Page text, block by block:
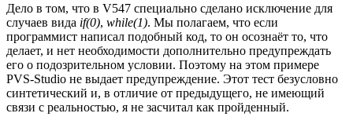
Дело в том, что в V547 специально сделано исключение для
случаев вида if(0), while(1). Мы полагаем, что если
программист написал подобный код, то он осознаёт то, что
делает, и нет необходимости дополнительно предупреждать
его о подозрительном условии. Поэтому на этом примере
PVS-Studio не выдает предупреждение. Этот тест безусловно
синтетический и, в отличие от предыдущего, не имеющий
связи с реальностью, я не засчитал как пройденный.